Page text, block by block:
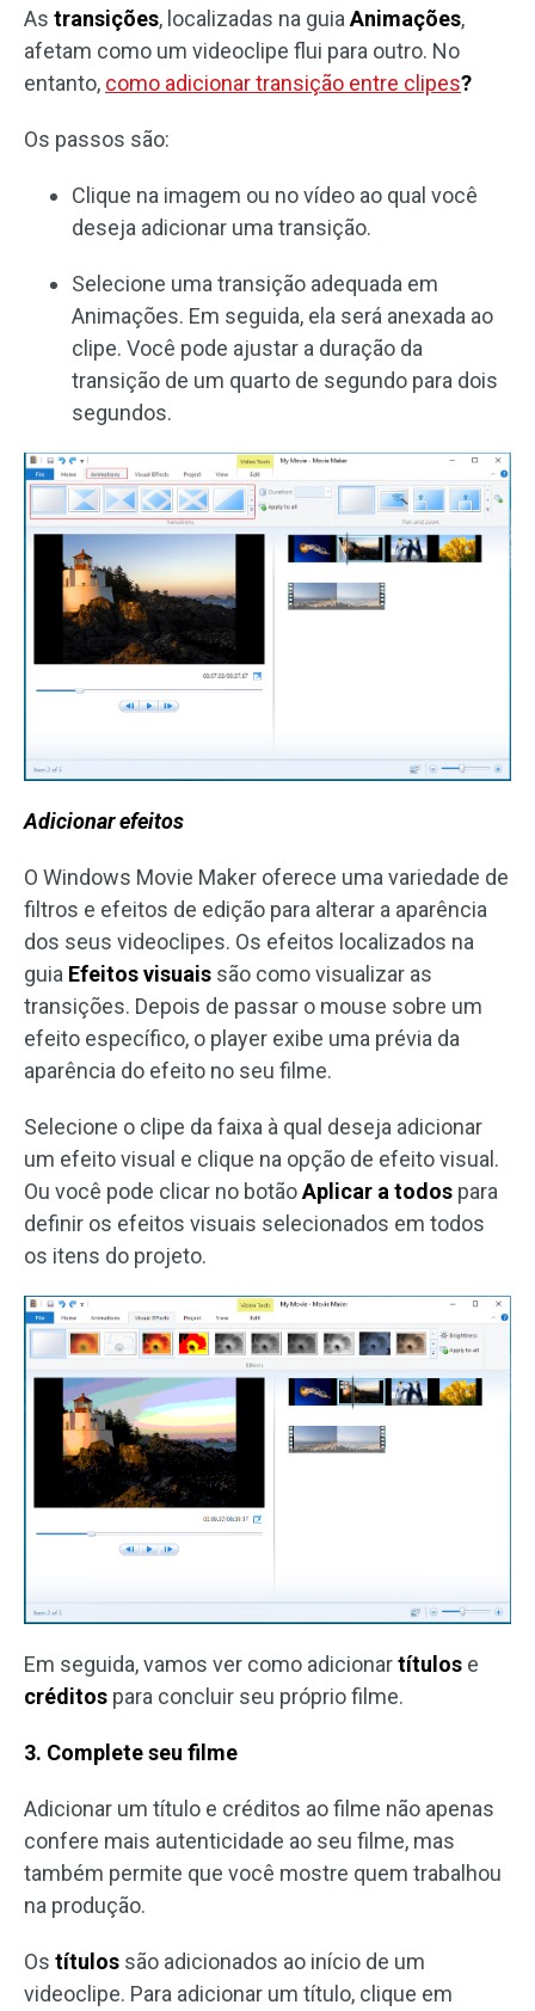
As transições, localizadas na guia Animações,
afetam como um videoclipe flui para outro. No
entanto, como adicionar transição entre clipes?
Os passos são:
Clique na imagem ou no vídeo ao qual você
deseja adicionar uma transição.
Selecione uma transição adequada em
Animações. Em seguida, ela será anexada ao
clipe. Você pode ajustar a duração da
transição de um quarto de segundo para dois
segundos.
Adicionar efeitos
O Windows Movie Maker oferece uma variedade de
filtros e efeitos de edição para alterar a aparência
dos seus videoclipes. Os efeitos localizados na
guia Efeitos visuais são como visualizar as
transições. Depois de passar o mouse sobre um
efeito específico, o player exibe uma prévia da
aparência do efeito no seu filme.
Selecione o clipe da faixa à qual deseja adicionar
um efeito visual e clique na opção de efeito visual.
Ou você pode clicar no botãoAplicar a todos para
definir os efeitos visuais selecionados em todos
os itens do projeto.
Em seguida, vamos ver como adicionartítulos e
créditos para concluir seu próprio filme.
3. Complete seu filme
Adicionar um título e créditos ao filme não apenas
confere mais autenticidade ao seu filme, mas
também permite que você mostre quem trabalhou
na produção.
Os títulos são adicionados ao início de um
videoclipe. Para adicionar um título, clique em